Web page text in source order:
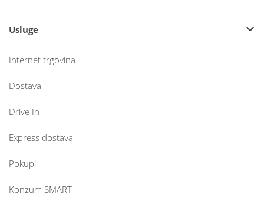
Usluge
Internet trgovina
Dostava
Drive In
Express dostava
Pokupi
Konzum SMART